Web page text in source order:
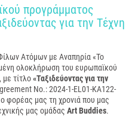
προγράμματος
για την Τέχνη
Ατόμων με Αναπηρία «Το
ολοκλήρωση του ευρωπαϊκού
, με τίτλο«Ταξιδεύοντας για την
No.: 2024-1-EL01-KA122-
φορέας μας τη χρονιά που μας
μας ομάδας ArtBuddies.